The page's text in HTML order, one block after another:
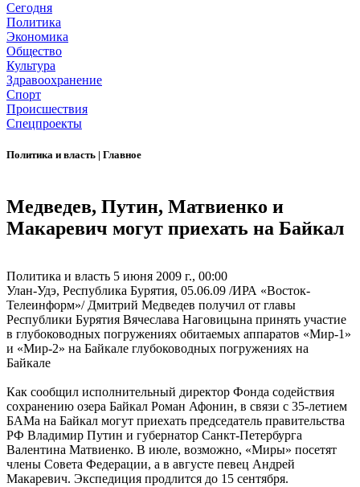
Сегодня
Политика
Экономика
Общество
Культура
Здравоохранение
Спорт
Происшествия
Спецпроекты
Политика и власть | Главное
Медведев, Путин, Матвиенко и
Макаревич могут приехать на Байкал
Политика и власть 5 июня 2009 г., 00:00
Улан-Удэ, Республика Бурятия, 05.06.09 /ИРА «Восток-
Телеинформ»/ Дмитрий Медведев получил от главы
Республики Бурятия Вячеслава Наговицына принять участие
в глубоководных погружениях обитаемых аппаратов «Мир-1»
и «Мир-2» на Байкале глубоководных погружениях на
Байкале
Как сообщил исполнительный директор Фонда содействия
сохранению озера Байкал Роман Афонин, в связи с 35-летием
БАМа на Байкал могут приехать председатель правительства
РФ Владимир Путин и губернатор Санкт-Петербурга
Валентина Матвиенко. В июле, возможно, «Миры» посетят
члены Совета Федерации, а в августе певец Андрей
Макаревич. Экспедиция продлится до 15 сентября.